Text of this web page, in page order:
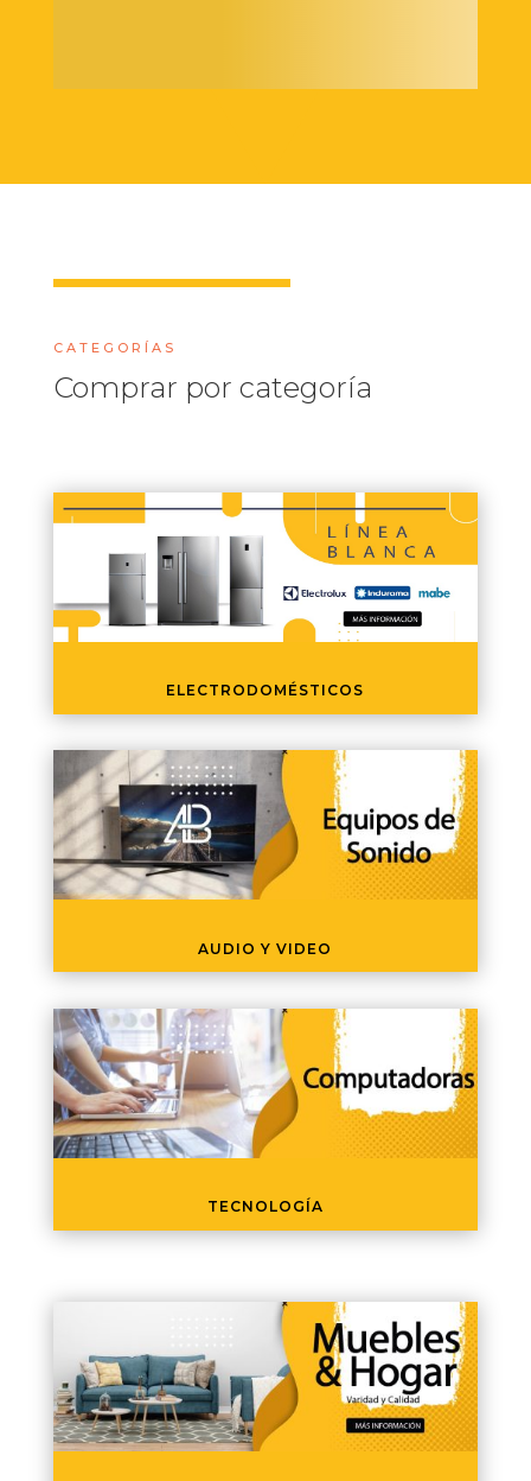
CATEGORÍAS
Comprar por categoría
ELECTRODOMÉSTICOS
AUDIO Y VIDEO
TECNOLOGÍA